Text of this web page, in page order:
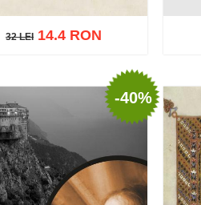
Adaugă în coș
32 LEI 14.4 RON
-40%